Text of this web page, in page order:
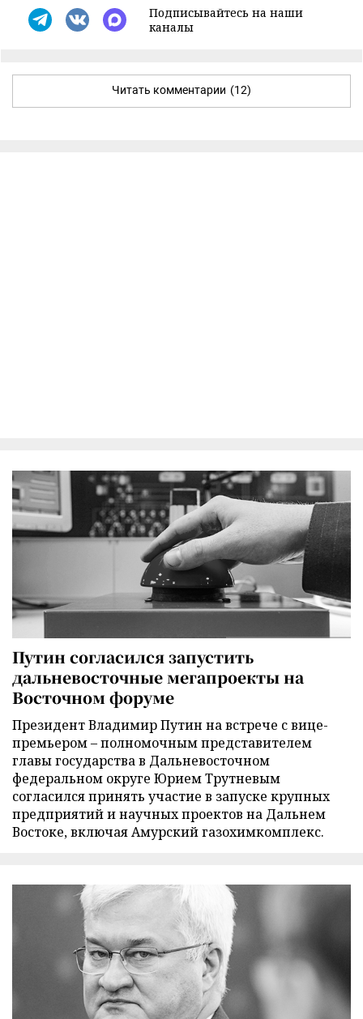
Подписывайтесь на наши
каналы
Читать комментарии (12)
Путин согласился запустить
дальневосточные мегапроекты на
Восточном форуме
Президент Владимир Путин на встрече с вице-
премьером – полномочным представителем
главы государства в Дальневосточном
федеральном округе Юрием Трутневым
согласился принять участие в запуске крупных
предприятий и научных проектов на Дальнем
Востоке, включая Амурский газохимкомплекс.